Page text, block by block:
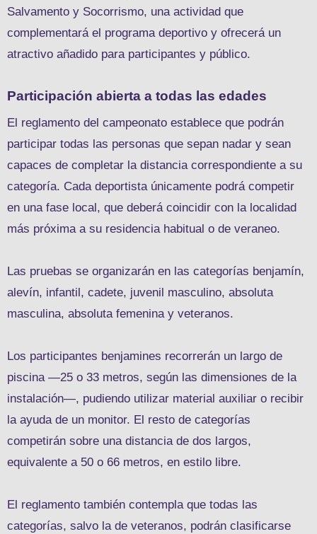
Salvamento y Socorrismo, una actividad que
complementará el programa deportivo y ofrecerá un
atractivo añadido para participantes y público.
Participación abierta a todas las edades
El reglamento del campeonato establece que podrán
participar todas las personas que sepan nadar y sean
capaces de completar la distancia correspondiente a su
categoría. Cada deportista únicamente podrá competir
en una fase local, que deberá coincidir con la localidad
más próxima a su residencia habitual o de veraneo.
Las pruebas se organizarán en las categorías benjamín,
alevín, infantil, cadete, juvenil masculino, absoluta
masculina, absoluta femenina y veteranos.
Los participantes benjamines recorrerán un largo de
piscina —25 o 33 metros, según las dimensiones de la
instalación—, pudiendo utilizar material auxiliar o recibir
la ayuda de un monitor. El resto de categorías
competirán sobre una distancia de dos largos,
equivalente a 50 o 66 metros, en estilo libre.
El reglamento también contempla que todas las
categorías, salvo la de veteranos, podrán clasificarse